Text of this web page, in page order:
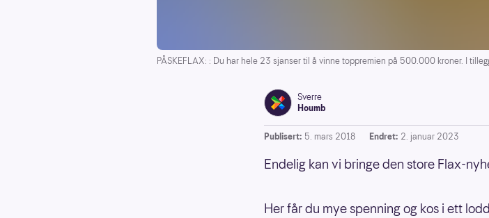
PÅSKEFLAX: : Du har hele 23 sjanser til å vinne toppremien på 500.000 kroner. I
Sverre
Houmb
Publisert: 5. mars 2018 Endret: 2. januar 2023
Endelig kan vi bringe den store Flax-
Her får du mye spenning og kos i ett